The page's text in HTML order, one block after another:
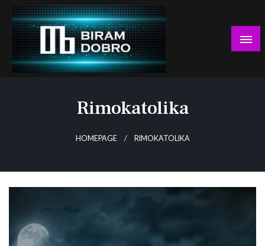
Skip
content
Rimokatolika
HOMEPAGE RIMOKATOLIKA